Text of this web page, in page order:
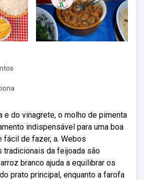
e do vinagrete, o molho de pimenta
indispensável para uma boa
fácil de fazer, a. Webos
tradicionais da feijoada são
branco ajuda a equilibrar os
prato principal, enquanto a farofa